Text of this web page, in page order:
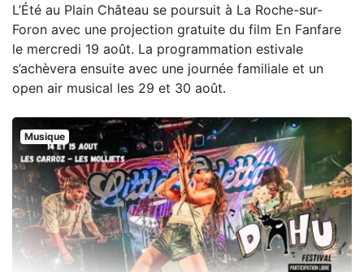
L’Été au Plain Château se poursuit à La Roche-sur-
Foron avec une projection gratuite du film En Fanfare
le mercredi 19 août. La programmation estivale
s’achèvera ensuite avec une journée familiale et un
open air musical les 29 et 30 août.
Musique